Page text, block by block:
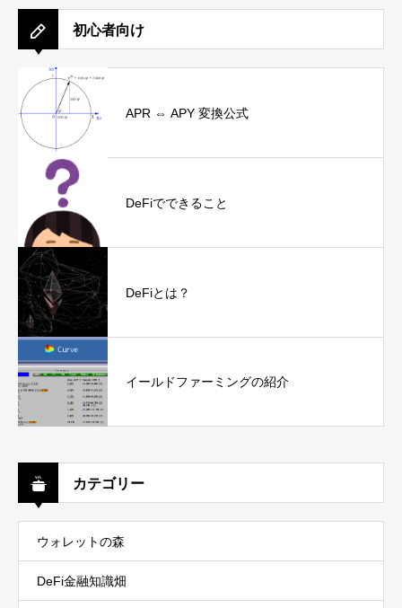
初心者向け
APR ⇔ APY 変換公式
DeFiでできること
DeFiとは？
イールドファーミングの紹介
カテゴリー
ウォレットの森
DeFi金融知識畑